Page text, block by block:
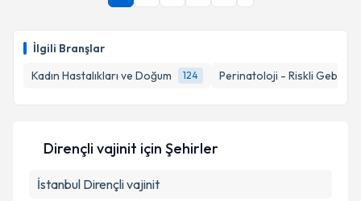
İlgili Branşlar
Kadın Hastalıkları ve Doğum
124 Perinatoloji - Riskli
Dirençli vajinit için Şehirler
İstanbul Dirençli vajinit